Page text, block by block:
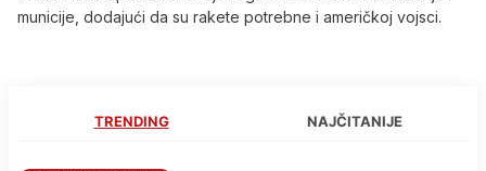
municije, dodajući da su rakete potrebne i američkoj vojsci.
TRENDING NAJČITANIJE